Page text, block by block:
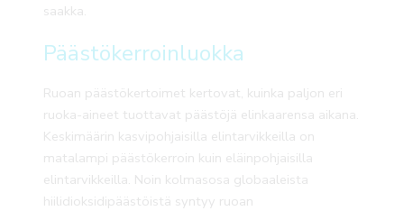
saakka.
Päästökerroinluokka
Ruoan päästökertoimet kertovat, kuinka paljon eri
ruoka-aineet tuottavat päästöjä elinkaarensa aikana.
Keskimäärin kasvipohjaisilla elintarvikkeilla on
matalampi päästökerroin kuin eläinpohjaisilla
elintarvikkeilla. Noin kolmasosa globaaleista
hiilidioksidipäästöistä syntyy ruoan